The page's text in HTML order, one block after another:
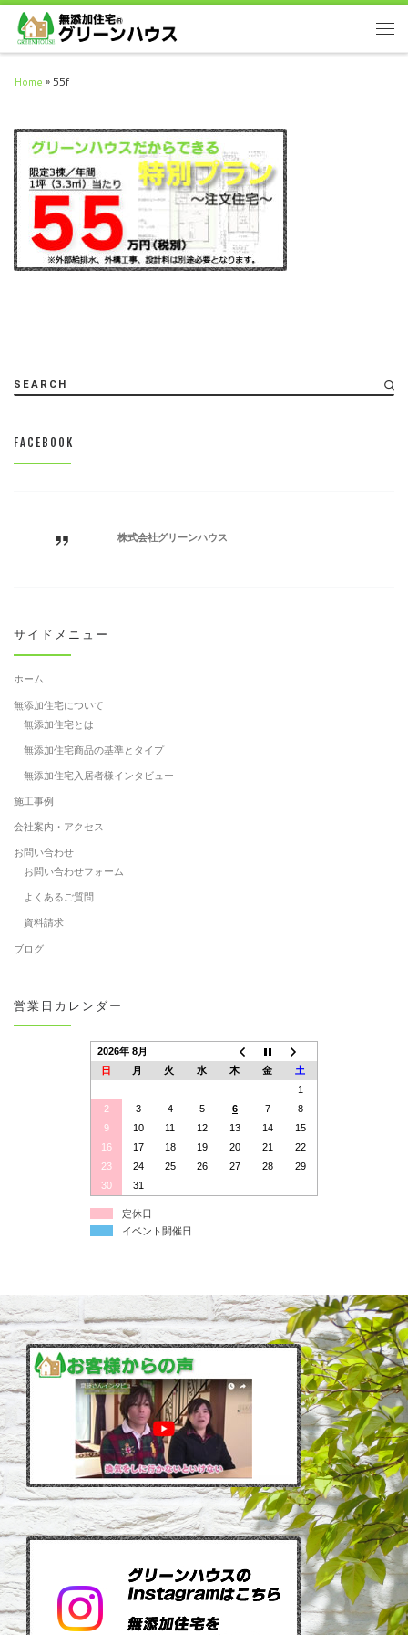
Home »55f
SEARCH
FACEBOOK
株式会社グリーンハウス
サイドメニュー
ホーム
無添加住宅について
無添加住宅とは
無添加住宅商品の基準とタイプ
無添加住宅入居者様インタビュー
施工事例
会社案内・アクセス
お問い合わせ
お問い合わせフォーム
よくあるご質問
資料請求
ブログ
営業日カレンダー
2026年 8月
日 月 火 水 木 金 土
1
2
3 4 5 6 7
8
9
10 11 12 13 14
15
16
17 18 19 20 21
22
23
24 25 26 27 28
29
30
31
定休日
イベント開催日